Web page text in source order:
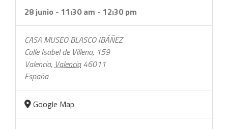
28 junio - 11:30 am - 12:30 pm
CASA MUSEO BLASCO IBÁÑEZ
Calle Isabel de Villena, 159
Valencia, Valencia46011
España
Google Map